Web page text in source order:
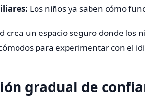
Los niños ya saben cómo
crea un espacio seguro donde los
para experimentar con el
gradual de